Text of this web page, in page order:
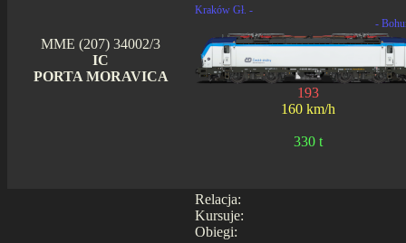
MME (207) 34002/3
IC
PORTA MORAVICA
Kraków Gł. -
-
193
160 km/h
330 t
Relacja:
Kursuje:
Obiegi: